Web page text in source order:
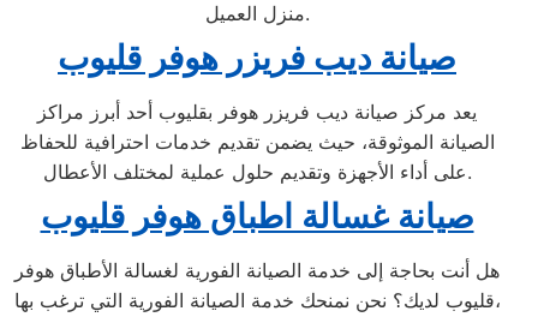
منزل العميل.
صيانة ديب فريزر هوفر قليوب
يعد مركز صيانة ديب فريزر هوفر بقليوب أحد أبرز مراكز
الصيانة الموثوقة، حيث يضمن تقديم خدمات احترافية للحفاظ
على أداء الأجهزة وتقديم حلول عملية لمختلف الأعطال.
صيانة غسالة اطباق هوفر قليوب
هل أنت بحاجة إلى خدمة الصيانة الفورية لغسالة الأطباق هوفر
قليوب لديك؟ نحن نمنحك خدمة الصيانة الفورية التي ترغب بها،